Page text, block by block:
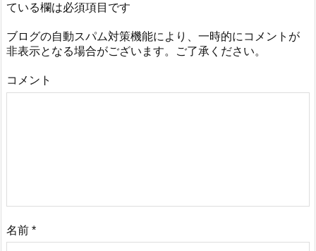
ている欄は必須項目です
ブログの自動スパム対策機能により、一時的にコメントが
非表示となる場合がございます。ご了承ください。
コメント
名前 *